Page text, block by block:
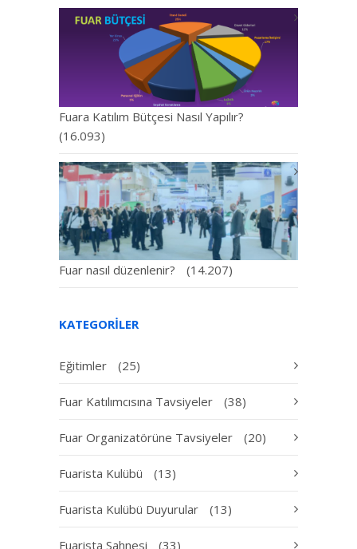
Fuara Katılım Bütçesi Nasıl Yapılır?
(16.093)
Fuar nasıl düzenlenir? (14.207)
KATEGORILER
Eğitimler (25)
Fuar Katılımcısına Tavsiyeler (38)
Fuar Organizatörüne Tavsiyeler (20)
Fuarista Kulübü (13)
Fuarista Kulübü Duyurular (13)
Fuarista Sahnesi (33)